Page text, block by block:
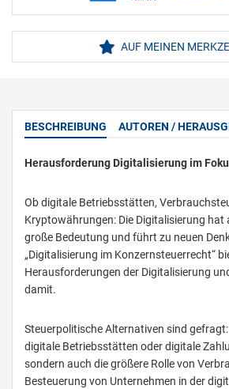
AUF MEINEN
BESCHREIBUNG AUTOREN /
Herausforderung Digitalisierung im
Ob digitale Betriebsstätten,
Kryptowährungen: Die Digitalisierung hat
große Bedeutung und führt zu neuen
„Digitalisierung im Konzernsteuerrecht“
Herausforderungen der Digitalisierung
damit.
Steuerpolitische Alternativen sind
digitale Betriebsstätten oder digitale
sondern auch die größere Rolle von
Besteuerung von Unternehmen in der